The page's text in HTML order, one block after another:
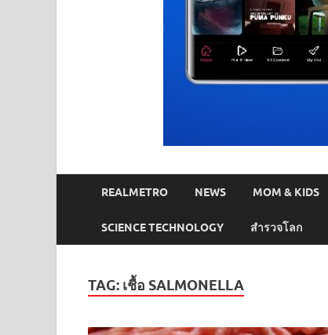
REALMETRO NEWS MOM & KIDS
SCIENCE TECHNOLOGY สำรวจโลก
TAG: เชื้อ SALMONELLA